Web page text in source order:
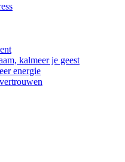
kalmeer je geest
energie